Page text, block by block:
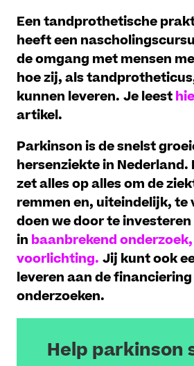
Een tandprothetische
heeft een
de omgang met mensen
hoe zij, als
kunnen leveren. Je leest
artikel.
Parkinson is de snelst
hersenziekte in Nederland.
zet alles op alles om de
remmen en, uiteindelijk, te
doen we door te investeren
in baanbrekend
voorlichting. Jij kunt ook
leveren aan de
onderzoeken.
Help parkinson